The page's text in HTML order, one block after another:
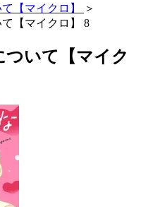
【マイクロ】
＞
【マイクロ】 8
いて【マイク